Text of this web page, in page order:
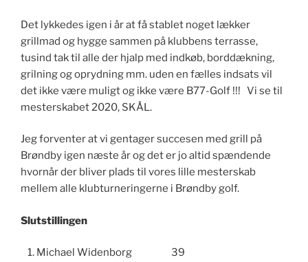
Det lykkedes igen i år at få stablet noget lækker
grillmad og hygge sammen på klubbens terrasse,
tusind tak til alle der hjalp med indkøb, borddækning,
grilning og oprydning mm. uden en fælles indsats vil
det ikke være muligt og ikke være B77-Golf !!! Vi se til
mesterskabet 2020, SKÅL.
Jeg forventer at vi gentager succesen med grill på
Brøndby igen næste år og det er jo altid spændende
hvornår der bliver plads til vores lille mesterskab
mellem alle klubturneringerne i Brøndby golf.
Slutstillingen
Michael Widenborg 39